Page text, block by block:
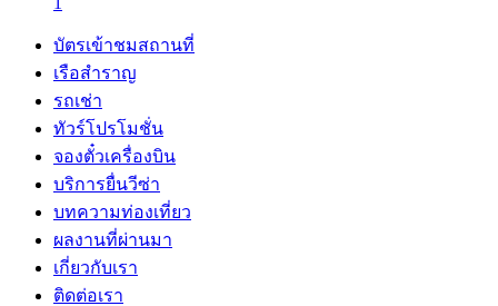
บัตรเข้าชมสถานที่
เรือสำราญ
รถเช่า
ทัวร์โปรโมชั่น
จองตั๋วเครื่องบิน
บริการยื่นวีซ่า
บทความท่องเที่ยว
ผลงานที่ผ่านมา
เกี่ยวกับเรา
ติดต่อเรา